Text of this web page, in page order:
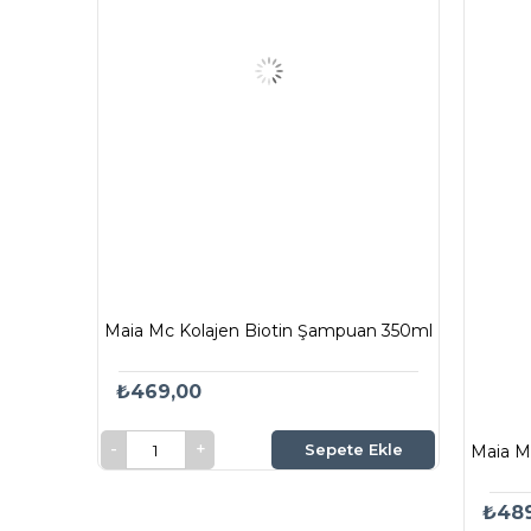
Maia Mc Kolajen Biotin Şampuan 350ml
₺469,00
Sepete Ekle Maia